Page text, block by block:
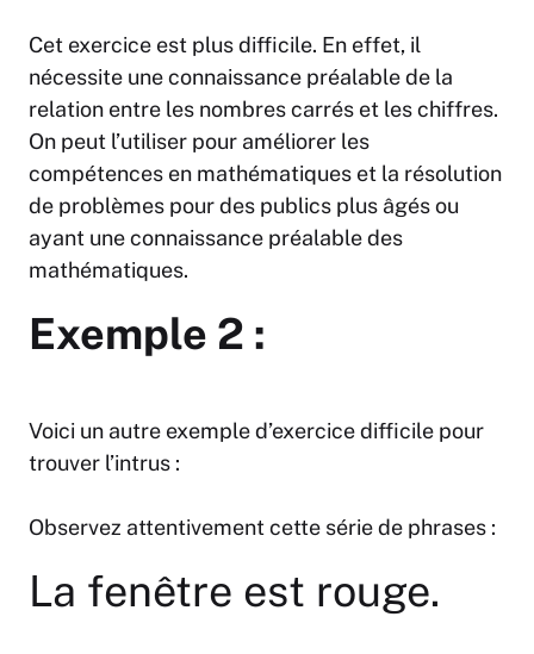
Cet exercice est plus difficile. En effet, il
nécessite une connaissance préalable de la
relation entre les nombres carrés et les chiffres.
On peut l’utiliser pour améliorer les
compétences en mathématiques et la résolution
de problèmes pour des publics plus âgés ou
ayant une connaissance préalable des
mathématiques.
Exemple 2 :
Voici un autre exemple d’exercice difficile pour
trouver l’intrus :
Observez attentivement cette série de phrases :
La fenêtre est rouge.